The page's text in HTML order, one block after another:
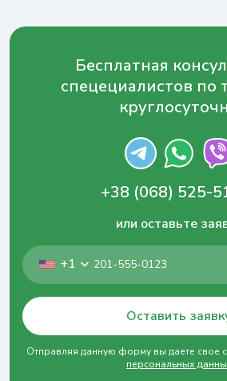
Бесплатная
спецециалистов по
+38 (068) 525-
или оставьте
+1
Оставить
Отправляя данную форму вы даете свое
персональных